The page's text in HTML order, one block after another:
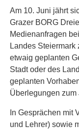
Am 10. Juni jährt
Grazer BORG
Medienanfragen
Landes Steiermark
etwaig geplanten
Stadt oder des
geplanten
Überlegungen zum
In Gesprächen mit
und Lehrer) sowie